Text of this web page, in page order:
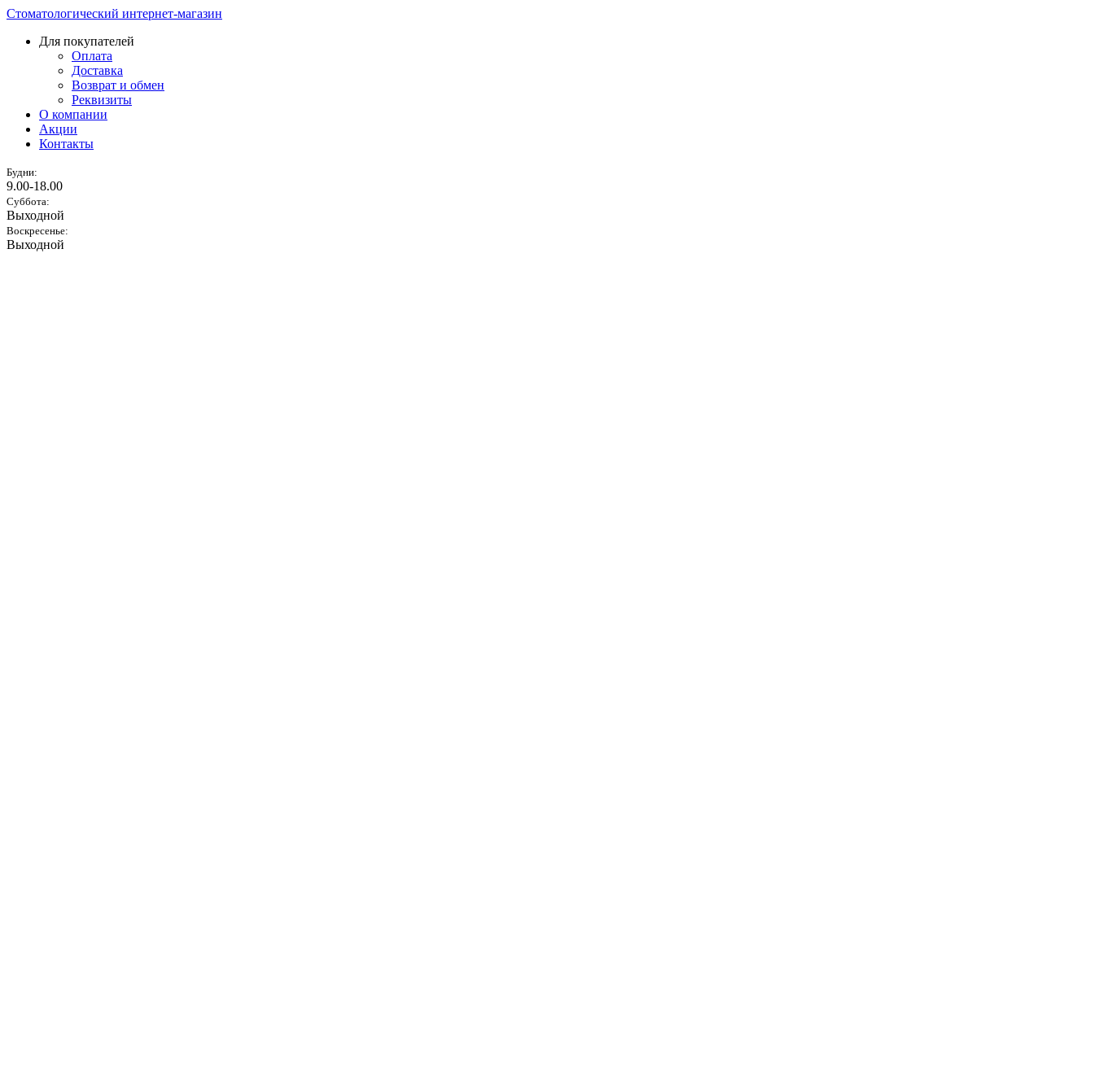
Стоматологический интернет-магазин
Для покупателей
Оплата
Доставка
Возврат и обмен
Реквизиты
О компании
Акции
Контакты
Будни:
9.00-18.00
Суббота:
Выходной
Воскресенье:
Выходной